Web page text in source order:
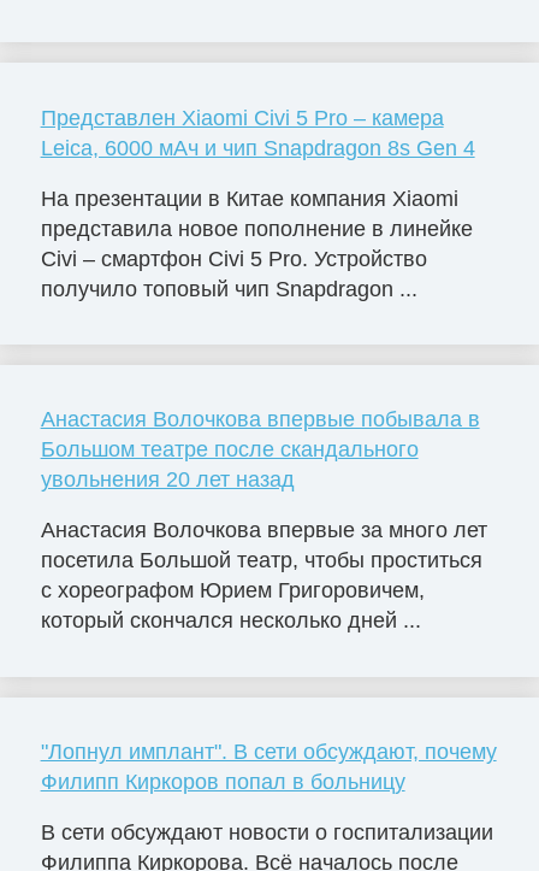
Представлен Xiaomi Civi 5 Pro – камера
Leica, 6000 мАч и чип Snapdragon 8s Gen 4
На презентации в Китае компания Xiaomi
представила новое пополнение в линейке
Civi – смартфон Civi 5 Pro. Устройство
получило топовый чип Snapdragon ...
Анастасия Волочкова впервые побывала в
Большом театре после скандального
увольнения 20 лет назад
Анастасия Волочкова впервые за много лет
посетила Большой театр, чтобы проститься
с хореографом Юрием Григоровичем,
который скончался несколько дней ...
"Лопнул имплант". В сети обсуждают, почему
Филипп Киркоров попал в больницу
В сети обсуждают новости о госпитализации
Филиппа Киркорова. Всё началось после